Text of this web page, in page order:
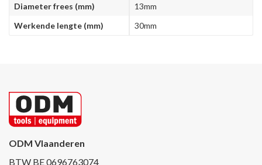
Diameter frees (mm)
13mm
Werkende lengte (mm)
30mm
ODM Vlaanderen
BTW BE 0696763074